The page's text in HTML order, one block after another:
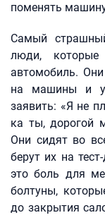
поменять
Самый
люди,
автомобиль.
на машины и
заявить: «Я не
ка ты, дорогой
Они сидят во
берут их на
это боль для
болтуны,
до закрытия